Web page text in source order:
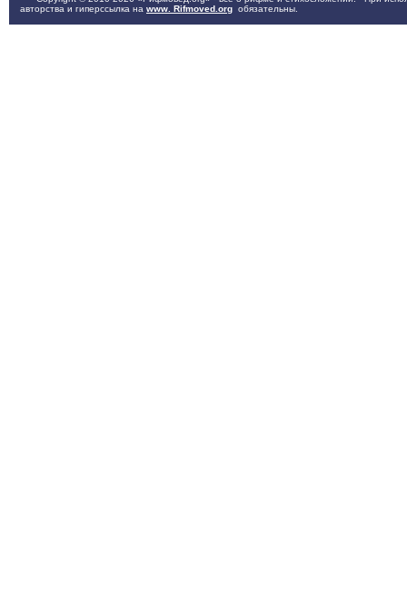
авторства и гиперссылка на www. Rifmoved.org обязательны.